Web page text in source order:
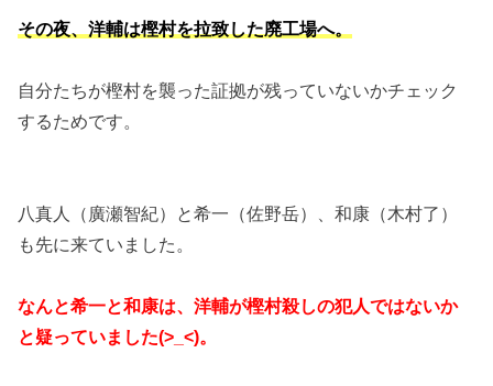
その夜、洋輔は樫村を拉致した廃工場へ。
自分たちが樫村を襲った証拠が残っていないかチェック
するためです。
八真人（廣瀬智紀）と希一（佐野岳）、和康（木村了）
も先に来ていました。
なんと希一と和康は、洋輔が樫村殺しの犯人ではないか
と疑っていました(>_<)。